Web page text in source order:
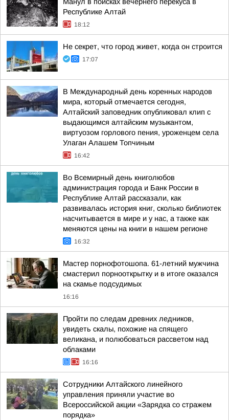
Республике Алтай
18:12
Не секрет, что город живет, когда он строится
17:07
В Международный день коренных народов
мира, который отмечается сегодня,
Алтайский заповедник опубликовал клип с
выдающимся алтайским музыкантом,
виртуозом горлового пения, уроженцем села
Улаган Алашем Топчиным
16:42
Во Всемирный день книголюбов
администрация города и Банк России в
Республике Алтай рассказали, как
развивалась история книг, сколько библиотек
насчитывается в мире и у нас, а также как
меняются цены на книги в нашем регионе
16:32
Мастер порнофотошопа. 61-летний мужчина
смастерил порнооткрытку и в итоге оказался
на скамье подсудимых
16:16
Пройти по следам древних ледников,
увидеть скалы, похожие на спящего
великана, и полюбоваться рассветом над
облаками
16:16
Сотрудники Алтайского линейного
управления приняли участие во
Всероссийской акции «Зарядка со стражем
порядка»